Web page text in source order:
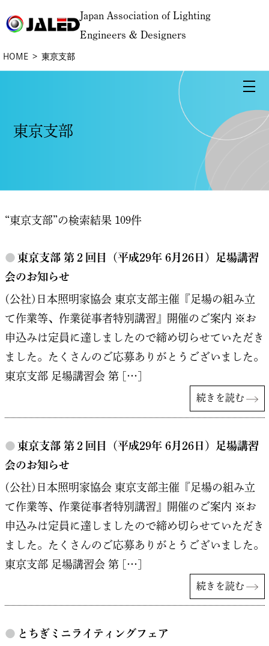
Japan Association of Lighting
Engineers & Designers
HOME 東京支部
東京支部
“東京支部”の検索結果 109件
● 東京支部 第２回目（平成29年 6月26日）足場講習
会のお知らせ
(公社)日本照明家協会 東京支部主催『足場の組み立
て作業等、作業従事者特別講習』開催のご案内 ※お
申込みは定員に達しましたので締め切らせていただき
ました。たくさんのご応募ありがとうございました。
東京支部 足場講習会 第 […]
続きを読む
● 東京支部 第２回目（平成29年 6月26日）足場講習
会のお知らせ
(公社)日本照明家協会 東京支部主催『足場の組み立
て作業等、作業従事者特別講習』開催のご案内 ※お
申込みは定員に達しましたので締め切らせていただき
ました。たくさんのご応募ありがとうございました。
東京支部 足場講習会 第 […]
続きを読む
● とちぎミニライティングフェア